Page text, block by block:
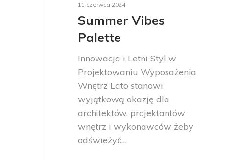
11 czerwca 2024
Summer Vibes
Palette
Innowacja i Letni Styl w
Projektowaniu Wyposażenia
Wnętrz Lato stanowi
wyjątkową okazję dla
architektów, projektantów
wnętrz i wykonawców żeby
odświeżyć…